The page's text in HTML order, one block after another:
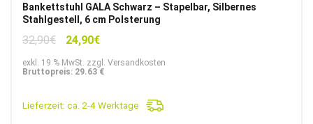
Bankettstuhl GALA Schwarz – Stapelbar, Silbernes
Stahlgestell, 6 cm Polsterung
32,90€
Ursprünglicher
war:
24,90€Aktueller
ist:
exkl. 19 % MwSt. zzgl. Versandkosten
Bruttopreis: 29.63 €
Lieferzeit: ca. 2-4 Werktage